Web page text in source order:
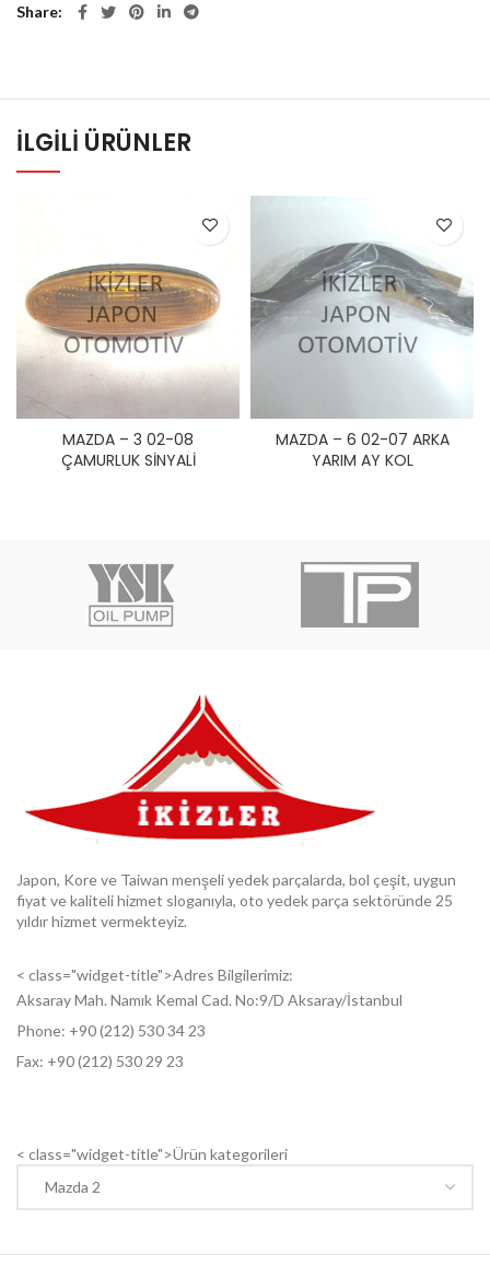
Share
İLGILI ÜRÜNLER
MAZDA – 3 02-08
ÇAMURLUK SİNYALİ
MAZDA – 6 02-07 ARKA
YARIM AY KOL
Japon, Kore ve Taiwan menşeli yedek parçalarda, bol çeşit, uygun
fiyat ve kaliteli hizmet sloganıyla, oto yedek parça sektöründe 25
yıldır hizmet vermekteyiz.
< class="widget-title">Adres Bilgilerimiz:
Aksaray Mah. Namık Kemal Cad. No:9/D Aksaray/İstanbul
Phone: +90 (212) 530 34 23
Fax: +90 (212) 530 29 23
< class="widget-title">Ürün kategorileri